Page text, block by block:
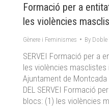
Formació per a
les violències
Gènere i Feminismes By Doble
SERVEI Formació per a
les violències
Ajuntament de Montcada
DEL SERVEI Formació
blocs: (1) les violències